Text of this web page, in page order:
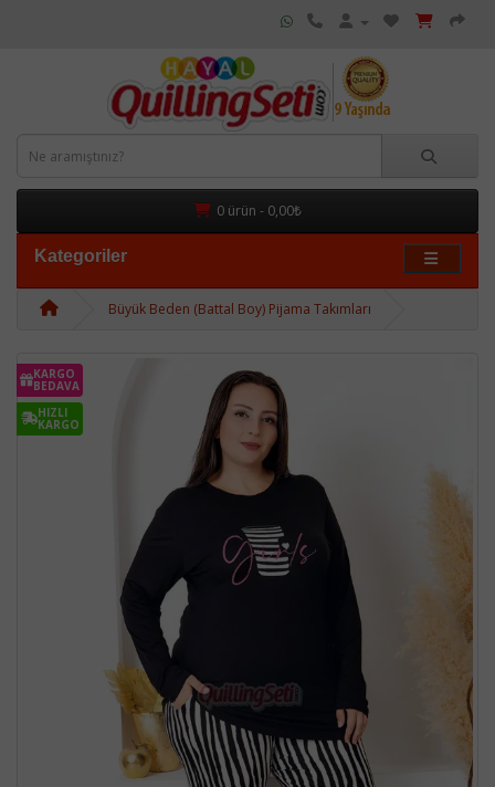
0 ürün - 0,00₺
Kategoriler
Büyük Beden (Battal Boy) Pijama Takımları
KARGO
BEDAVA
HIZLI
KARGO